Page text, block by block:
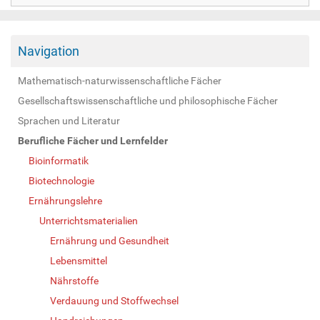
Navigation
Mathematisch-naturwissenschaftliche Fächer
Gesellschaftswissenschaftliche und philosophische Fächer
Sprachen und Literatur
Berufliche Fächer und Lernfelder
Bioinformatik
Biotechnologie
Ernährungslehre
Unterrichtsmaterialien
Ernährung und Gesundheit
Lebensmittel
Nährstoffe
Verdauung und Stoffwechsel